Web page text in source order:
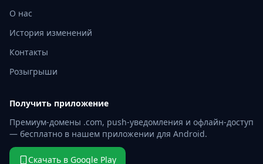
О нас
История изменений
Контакты
Розыгрыши
Получить приложение
Премиум-домены .com, push-уведомления и офлайн-доступ
— бесплатно в нашем приложении для Android.
Скачать в Google Play